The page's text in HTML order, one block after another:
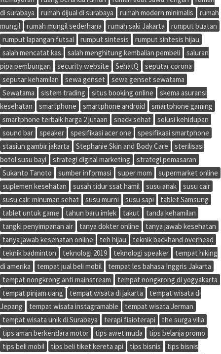
di surabaya
rumah dijual di surabaya rumah modern minimalis
rumah
mungil
rumah mungil sederhana rumah saki Jakarta
rumput buatan
rumput lapangan futsal
rumput sintesis
rumput sintesis hijau
salah mencatat kas
salah menghitung kembalian pembeli
saluran
pipa pembungan
security website SehatQ
seputar corona
seputar kehamilan
sewa genset
sewa genset sewatama
Sewatama
sistem trading situs booking online
skema asuransi
kesehatan
smartphone smartphone android
smartphone gaming
smartphone terbaik harga 2 jutaan
snack sehat
solusi kehidupan
sound bar
speaker spesifikasi acer one
spesifikasi smartphone
stasiun gambir jakarta
Stephanie Skin and Body Care
sterilisasi
botol susu bayi
strategi digital marketing
strategi pemasaran
Sukanto Tanoto
sumber informasi super mom
supermarket online
suplemen kesehatan
susah tidur ssat hamil susu anak
susu cair
susu cair. minuman sehat
susu murni susu sapi
tablet Samsung
tablet untuk game
tahun baru imlek takut
tanda kehamilan
tangki penyimpanan air
tanya dokter online
tanya jawab kesehatan
tanya jawab kesehatan online
teh hijau
teknik backhand overhead
teknik badminton
teknologi 2019 teknologi speaker
tempat hiking
di amerika
tempat jual beli mobil
tempat les bahasa Inggris Jakarta
tempat nongkrong anti mainstream
tempat nongkrong di yogyakarta
tempat pinjam uang
tempat wisata di jakarta
tempat wisata di
Jepang
tempat wisata instagramable
tempat wisata Jerman
tempat wisata unik di Surabaya
terapi fisioterapi
the surga villa
tips aman berkendara motor
tips awet muda
tips belanja promo
tips beli mobil
tips beli tiket kereta api tips bisnis
tips bisnis